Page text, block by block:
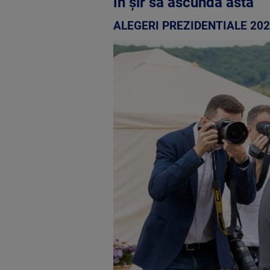
ALEGERI PREZIDENTIALE